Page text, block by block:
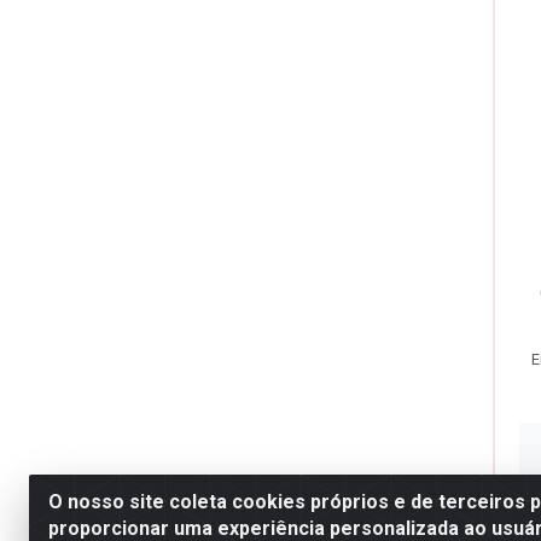
O nosso site coleta cookies próprios e de terceiros
proporcionar uma experiência personalizada ao